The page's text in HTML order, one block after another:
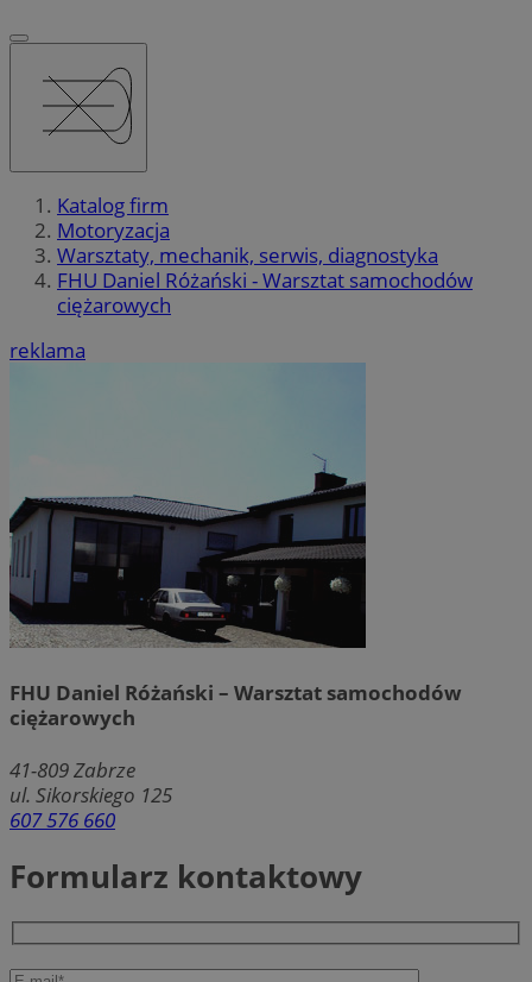
Katalog firm
Motoryzacja
Warsztaty, mechanik, serwis, diagnostyka
FHU Daniel Różański - Warsztat samochodów
ciężarowych
reklama
FHU Daniel Różański – Warsztat samochodów
ciężarowych
41-809Zabrze
ul. Sikorskiego 125
607 576 660
Formularz kontaktowy